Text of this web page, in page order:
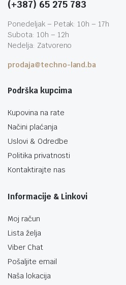
(+387) 65 275 783
Ponedeljak – Petak: 10h – 17h
Subota: 10h – 12h
Nedelja: Zatvoreno
prodaja@techno-land.ba
Podrška kupcima
Kupovina na rate
Načini plaćanja
Uslovi & Odredbe
Politika privatnosti
Kontaktirajte nas
Informacije & Linkovi
Moj račun
Lista želja
Viber Chat
Pošaljite email
Naša lokacija